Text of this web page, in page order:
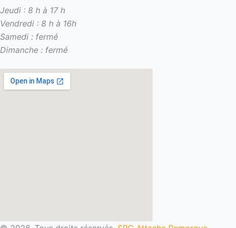
Jeudi : 8 h à 17 h
Vendredi : 8 h à 16h
Samedi : fermé
Dimanche : fermé